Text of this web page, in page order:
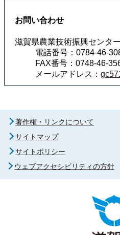
お問い合わせ
滋賀県農業技術振興センター
電話番号：0784-46-
FAX番号：0748-46-
メールアドレス：
著作権・リンクについて
サイトマップ
サイトポリシー
ウェブアクセシビリティの方針